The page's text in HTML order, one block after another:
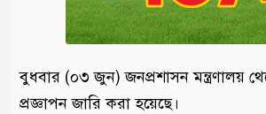
বুধবার (০৩ জুন) জনপ্রশাসন মন্ত্রণালয়
প্রজ্ঞাপন জারি করা হয়েছে।